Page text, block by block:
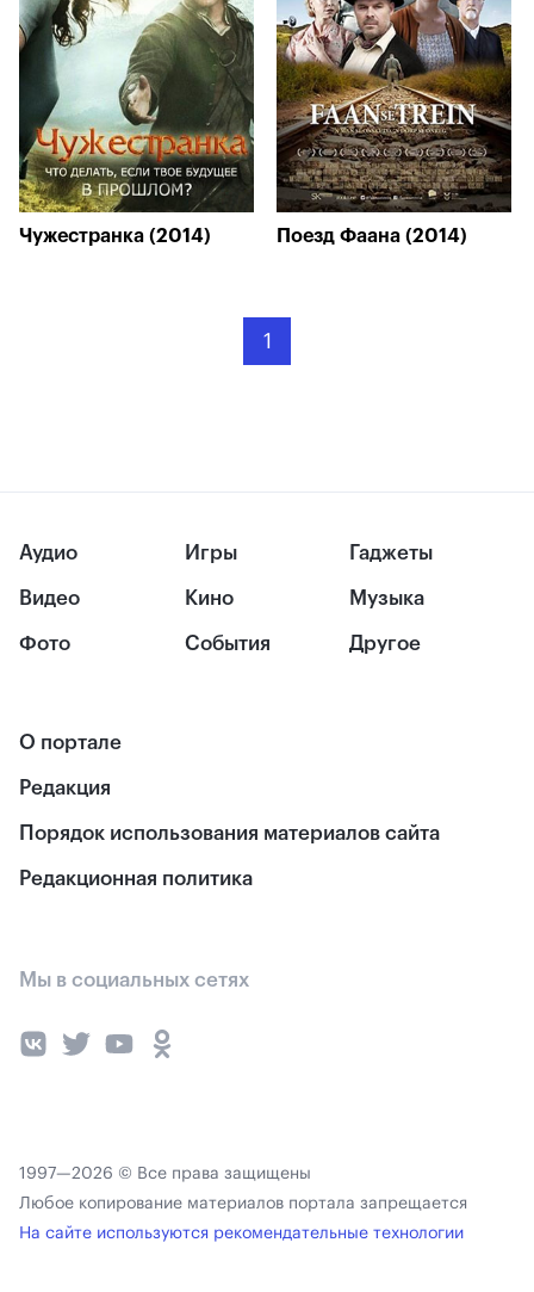
Чужестранка (2014) Поезд Фаана (2014)
1
Аудио
Видео
Фото
Игры
Кино
События
Гаджеты
Музыка
Другое
О портале
Редакция
Порядок использования материалов сайта
Редакционная политика
Мы в социальных сетях
1997—2026 © Все права защищены
Любое копирование материалов портала запрещается
На сайте используются рекомендательные технологии